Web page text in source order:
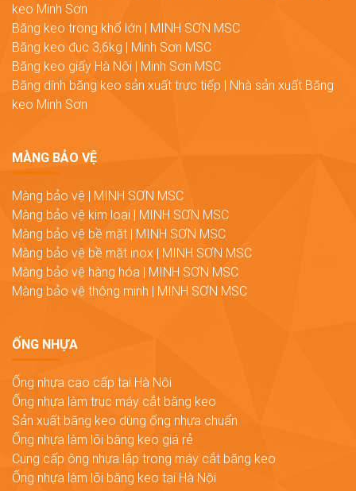
keo Minh Sơn
Băng keo trong khổ lớn | MINH SƠN MSC
Băng keo đục 3,6kg | Minh Sơn MSC
Băng keo giấy Hà Nội | Minh Sơn MSC
Băng dính băng keo sản xuất trực tiếp | Nhà sản xuất Băng
keo Minh Sơn
MÀNG BẢO VỆ
Màng bảo vệ | MINH SƠN MSC
Màng bảo vệ kim loại | MINH SƠN MSC
Màng bảo vệ bề mặt | MINH SƠN MSC
Màng bảo vệ bề mặt inox | MINH SƠN MSC
Màng bảo vệ hàng hóa | MINH SƠN MSC
Màng bảo vệ thông minh | MINH SƠN MSC
ỐNG NHỰA
Ống nhựa cao cấp tại Hà Nội
Ống nhựa làm trục máy cắt băng keo
Sản xuất băng keo dùng ống nhựa chuẩn
Ống nhựa làm lõi băng keo giá rẻ
Cung cấp ông nhựa lắp trong máy cắt băng keo
Ống nhựa làm lõi băng keo tại Hà Nội